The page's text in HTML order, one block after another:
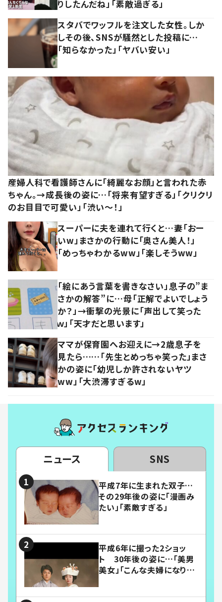
りしたんだね」「素敵過ぎる」
スタバでワッフルを注文した女性。しか
しその後、SNSが騒然とした投稿に…
「知らなかった」「ヤバい安い」
産婦人科で看護師さんに「綺麗なお顔」と言われた赤
ちゃん。→成長後の姿に…「将来有望すぎる」「クリクリ
のお目目で可愛い」「渋い～！」
スーパーに夫を連れて行くと…妻「おー
いw」まさかの行動に「奥さん美人！」
「めっちゃわかるww」「楽しそうww」
「絵にあう言葉を書きなさい」息子の”ま
さかの解答”に…母「正解でよいでしょう
か？」→衝撃の光景に「声出して笑った
ｗ」「天才だと思います」
ママが保育園へお迎えに→2歳息子を
見たら……「先生とめっちゃ笑った」まさ
かの姿に「幼児しか許されないヤツ
ww」「大渋滞すぎるw」
ニュース SNS
平成7年に生まれた双子…
その29年後の姿に「漫画み
たい」「素敵すぎる」
平成6年に撮った2ショッ
ト 30年後の姿に…「美男
美女」「こんな夫婦になりた